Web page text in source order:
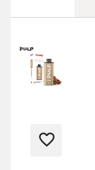
favorite_border